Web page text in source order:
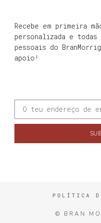
Recebe em primeira
personalizada e
pessoais do
apoio!
POLÍTICA
© BRAN